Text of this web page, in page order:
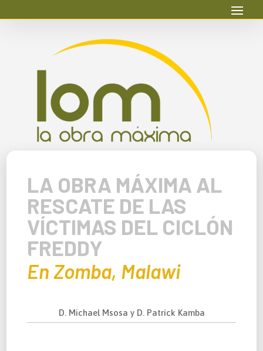
LA OBRA MÁXIMA AL
RESCATE DE LAS
VÍCTIMAS DEL CICLÓN
FREDDY
En Zomba, Malawi
D. Michael Msosa y D. Patrick Kamba